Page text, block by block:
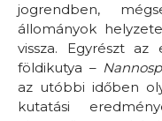
jogrendben,
állományok
vissza. Egyrészt
földikutya –
az utóbbi időben
kutatási